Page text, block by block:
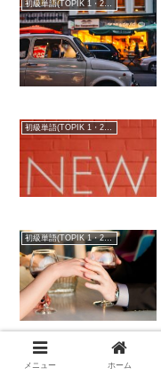
初級単語(TOPIK 1・2級)
初級単語(TOPIK 1・2級)
初級単語(TOPIK 1・2級)
メニュー ホーム